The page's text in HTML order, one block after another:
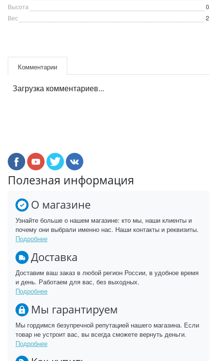
Высота
0
Вес
2
Комментарии
Загрузка комментариев...
Полезная информация
О магазине
Узнайте больше о нашем магазине: кто мы, наши клиенты и
почему они выбрали именно нас. Наши контакты и реквизиты.
Подробнее
Доставка
Доставим ваш заказ в любой регион России, в удобное время
и день. Работаем для вас, без выходных.
Подробнее
Мы гарантируем
Мы гордимся безупречной репутацией нашего магазина. Если
товар не устроит вас, вы всегда сможете вернуть деньги.
Подробнее